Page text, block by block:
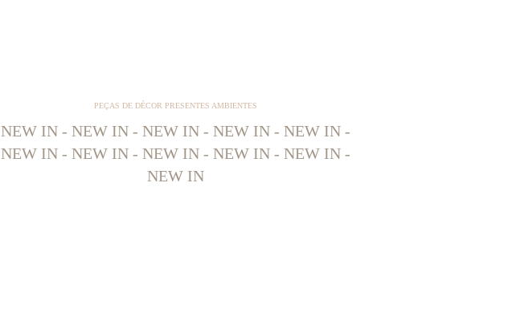
PEÇAS DE DÉCOR PRESENTES AMBIENTES
NEW IN - NEW IN - NEW IN - NEW IN - NEW IN -
NEW IN - NEW IN - NEW IN - NEW IN - NEW IN -
NEW IN